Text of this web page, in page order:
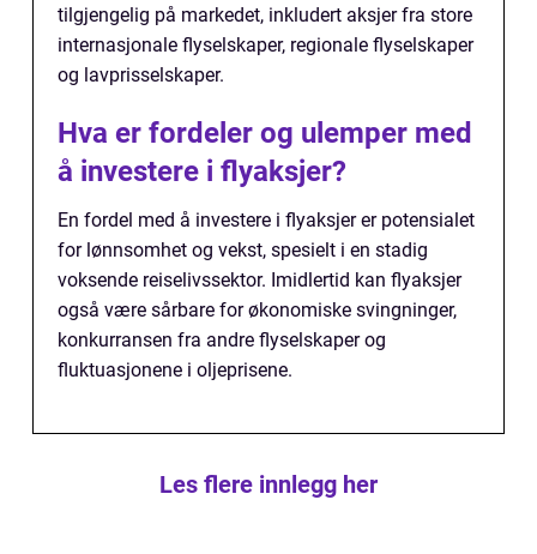
tilgjengelig på markedet, inkludert aksjer fra store
internasjonale flyselskaper, regionale flyselskaper
og lavprisselskaper.
Hva er fordeler og ulemper med
å investere i flyaksjer?
En fordel med å investere i flyaksjer er potensialet
for lønnsomhet og vekst, spesielt i en stadig
voksende reiselivssektor. Imidlertid kan flyaksjer
også være sårbare for økonomiske svingninger,
konkurransen fra andre flyselskaper og
fluktuasjonene i oljeprisene.
Les flere innlegg her